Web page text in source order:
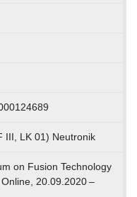
III, LK 01) Neutronik
on Fusion Technology
20.09.2020 –